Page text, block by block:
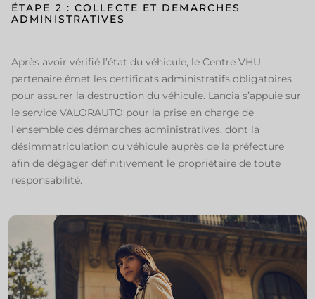
ÉTAPE 2 : COLLECTE ET DEMARCHES
ADMINISTRATIVES
Après avoir vérifié l’état du véhicule, le Centre VHU
partenaire émet les certificats administratifs obligatoires
pour assurer la destruction du véhicule. Lancia s’appuie sur
le service VALORAUTO pour la prise en charge de
l’ensemble des démarches administratives, dont la
désimmatriculation du véhicule auprès de la préfecture
afin de dégager définitivement le propriétaire de toute
responsabilité.​